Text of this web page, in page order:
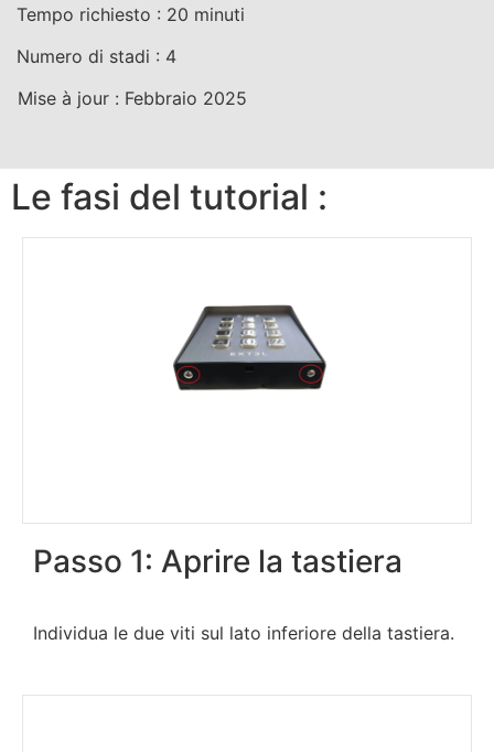
Tempo richiesto : 20 minuti
Numero di stadi : 4
Mise à jour : Febbraio 2025
Le fasi del tutorial :
Passo 1: Aprire la tastiera
Individua le due viti sul lato inferiore della tastiera.